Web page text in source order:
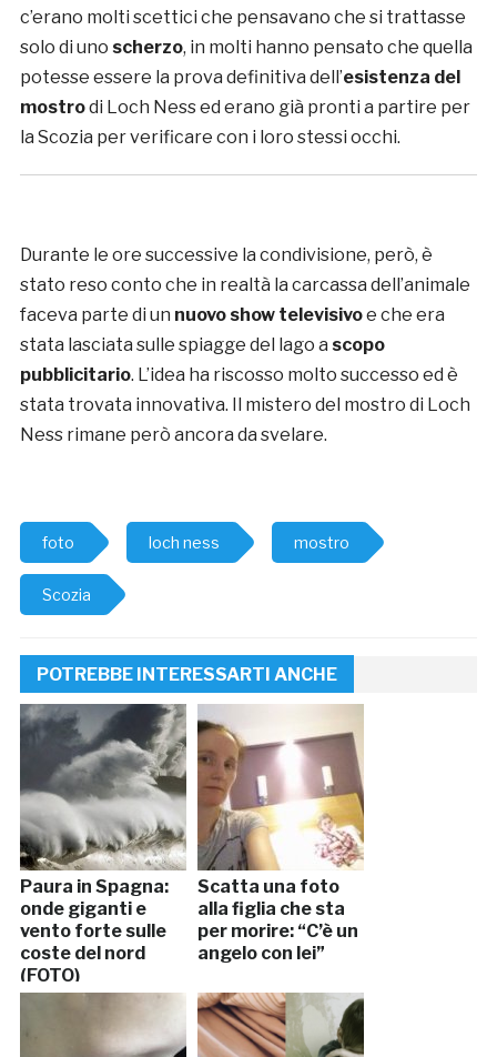
c’erano molti scettici che pensavano che si trattasse
solo di uno scherzo, in molti hanno pensato che quella
potesse essere la prova definitiva dell’esistenza del
mostrodi Loch Ness ed erano già pronti a partire per
la Scozia per verificare con i loro stessi occhi.
Durante le ore successive la condivisione, però, è
stato reso conto che in realtà la carcassa dell’animale
faceva parte di un nuovo show televisivoe che era
stata lasciata sulle spiagge del lago a scopo
pubblicitario. L’idea ha riscosso molto successo ed è
stata trovata innovativa. Il mistero del mostro di Loch
Ness rimane però ancora da svelare.
foto loch ness mostro
Scozia
POTREBBE INTERESSARTI ANCHE
Paura in Spagna:
onde giganti e
vento forte sulle
coste del nord
(FOTO)
Scatta una foto
alla figlia che sta
per morire: “C’è un
angelo con lei”